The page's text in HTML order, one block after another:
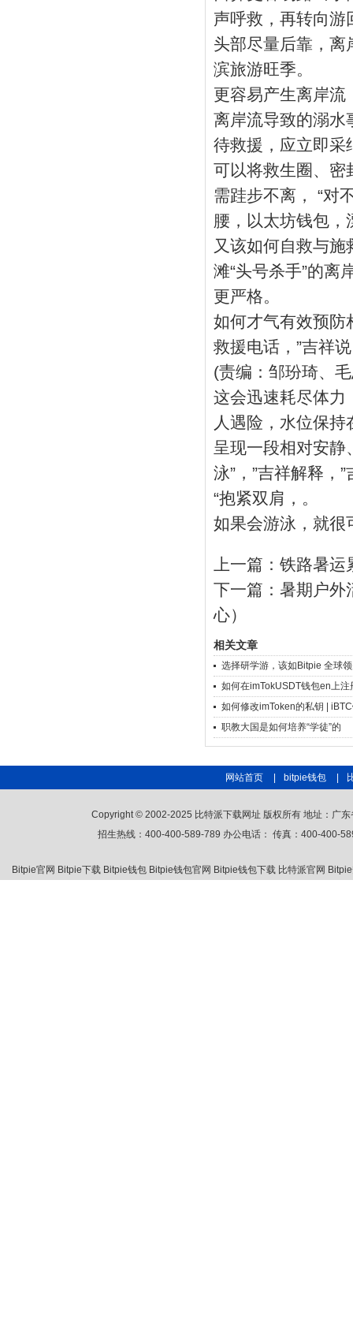
声呼救，再转向游
头部尽量后靠，离
滨旅游旺季。
更容易产生离岸流
离岸流导致的溺水
待救援，应立即采
可以将救生圈、密
需跬步不离， “对
腰，以太坊钱包，
又该如何自救与
滩“头号杀手”的离
更严格。
如何才气有效预防
救援电话，”吉祥
(责编：邹玢琦、
这会迅速耗尽体力
人遇险，水位保
呈现一段相对安静
泳”，”吉祥解释，
“抱紧双肩，。
如果会游泳，就很
上一篇： 铁路暑运
下一篇： 暑期户外
心）
相关文章
选择研学游，该如Bitpie 全球
如何在imTokUSDT钱包en上注
如何修改imToken的私钥 |
职教大国是如何培养“学徒”的
网站首页 bitpie钱包
Copyright © 2002-2025 比特派下载网址 版权所有 地址：广
招生热线：400-400-589-789 办公电话： 传真：400-400-
Bitpie官网 Bitpie下载 Bitpie钱包 Bitpie钱包官网 Bitpie钱包下载 比特派官网